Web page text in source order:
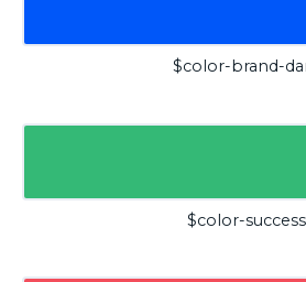
$color-brand-
$color-success